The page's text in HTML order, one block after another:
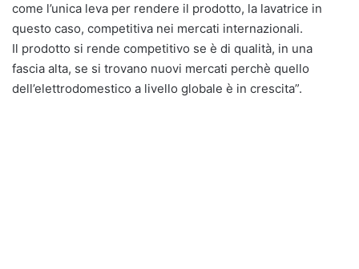
come l’unica leva per rendere il prodotto, la lavatrice in
questo caso, competitiva nei mercati internazionali.
Il prodotto si rende competitivo se è di qualità, in una
fascia alta, se si trovano nuovi mercati perchè quello
dell’elettrodomestico a livello globale è in crescita”.